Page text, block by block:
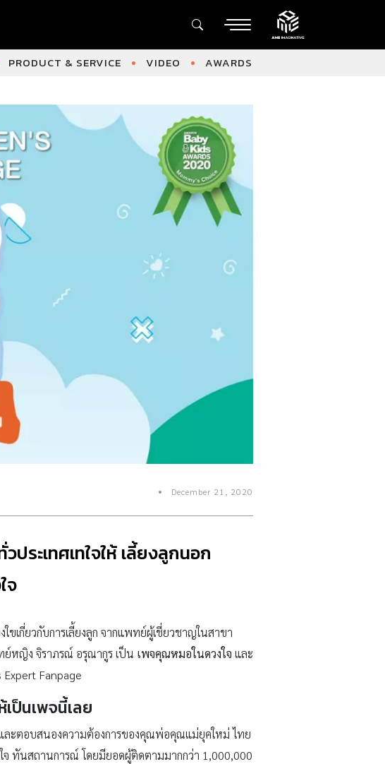
PRODUCT & SERVICE VIDEO AWARDS
December 21, 2020
ระเทศเทใจให้ เลี้ยงลูกนอก
จ
กี่ยวกับการเลี้ยงลูก จากแพทย์ผู้เชี่ยวชาญในสาขา
ย์หญิง จิราภรณ์ อรุณากูร เป็น เพจคุณหมอในดวงใจ และ
Expert Fanpage
เป็นเพจนี้เลย
ละตอบสนองความต้องการของคุณพ่อคุณแม่ยุคใหม่ ไทย
จ ทันสถานการณ์ โดยมียอดผู้ติดตามมากกว่า 1,000,000